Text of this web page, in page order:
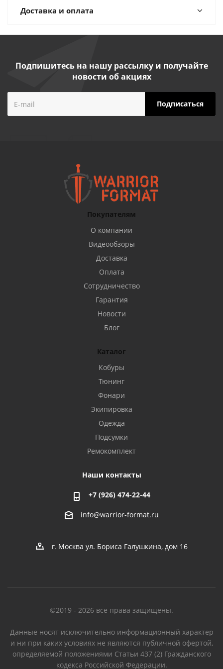
Доставка и оплата
Подпишитесь на нашу рассылку и получайте
новости об акциях
Покупателям
О компании
Видеообзоры
Доставка
Оплата
Сотрудничество
Гарантия
Новости
Блог
Каталог
Кобуры
Тюнинг
Фонари
Экипировка
Одежда
Подсумки
Ремокомплект
Наши контакты
+7 (926) 474-22-44
info@warrior-format.ru
г. Москва ул. Бориса Галушкина, дом 16
©2019 - 2026 все права защищены.
Данные носят исключительно информационный характер
и ни при каких условиях не являются публичной офертой,
определяемой положениями Статьи 437 (2) Гражданского
кодекса Российской Федерации.